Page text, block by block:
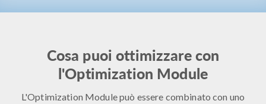
Cosa puoi ottimizzare con
l'Optimization Module
L'Optimization Module può essere combinato con uno